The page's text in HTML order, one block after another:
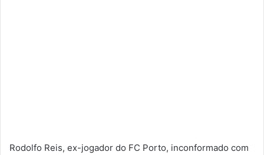
Rodolfo Reis, ex-jogador do FC Porto, inconformado com